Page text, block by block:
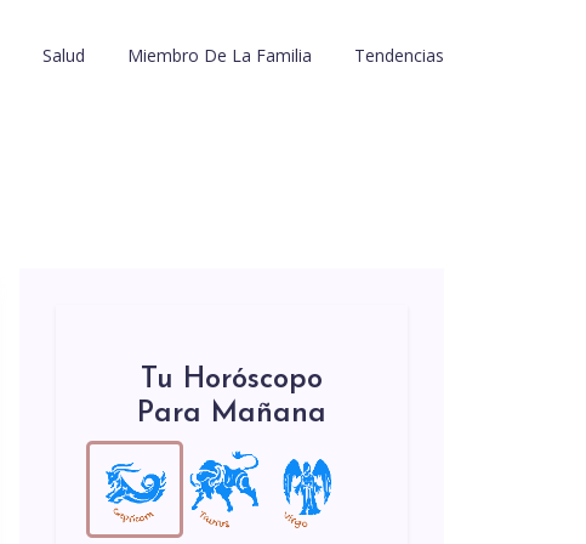
Salud Miembro De La Familia Tendencias
Tu Horóscopo
Para Mañana